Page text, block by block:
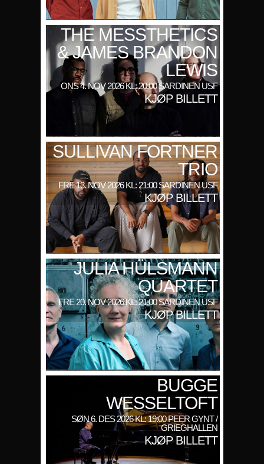
THE MESSTHETICS
& JAMES BRANDON
LEWIS
ONS 4. NOV 2026 KL: 20:00 SARDINEN USF
KJØP BILLETT
SULLIVAN FORTNER
TRIO
FRE 13. NOV 2026 KL: 21:00 SARDINEN USF
KJØP BILLETT
JULIA HÜLSMANN
QUARTET
FRE 20. NOV 2026 KL: 21:00 SARDINEN USF
KJØP BILLETT
BUGGE
WESSELTOFT
SØN 6. DES 2026 KL: 19:00 PEER GYNT /
GRIEGHALLEN
KJØP BILLETT